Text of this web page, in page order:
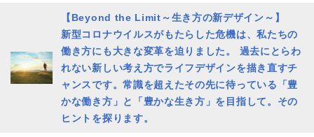
【Beyond the Limit～生き方の新デザイン～】
新型コロナウイルスがもたらした危機は、私たちの
働き方にも大きな変革を迫りました。 過去にとらわ
れない新しい考え方でライフデザインを描き直すチ
ャンスです。常識を超えたその先に待っている「豊
かな働き方」と「豊かな生き方」を目指して。その
ヒントを探ります。